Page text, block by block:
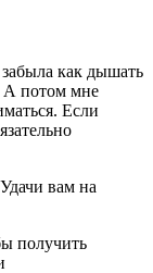
как дышать
А потом мне
Если
вам на
получить